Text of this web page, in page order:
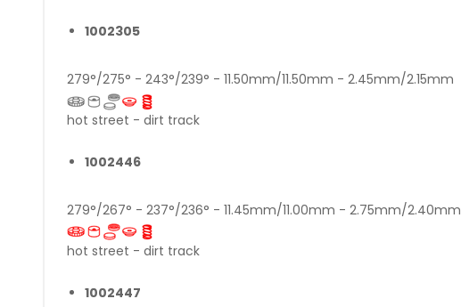
1002305
279°/275° - 243°/239° - 11.50mm/11.50mm - 2.45mm/2.15mm
hot street - dirt track
1002446
279°/267° - 237°/236° - 11.45mm/11.00mm - 2.75mm/2.40mm
hot street - dirt track
1002447